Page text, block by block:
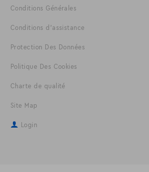
Conditions Générales
Conditions d'assistance
Protection Des Données
Politique Des Cookies
Charte de qualité
Site Map
Login